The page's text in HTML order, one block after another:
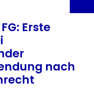
Erste
nach